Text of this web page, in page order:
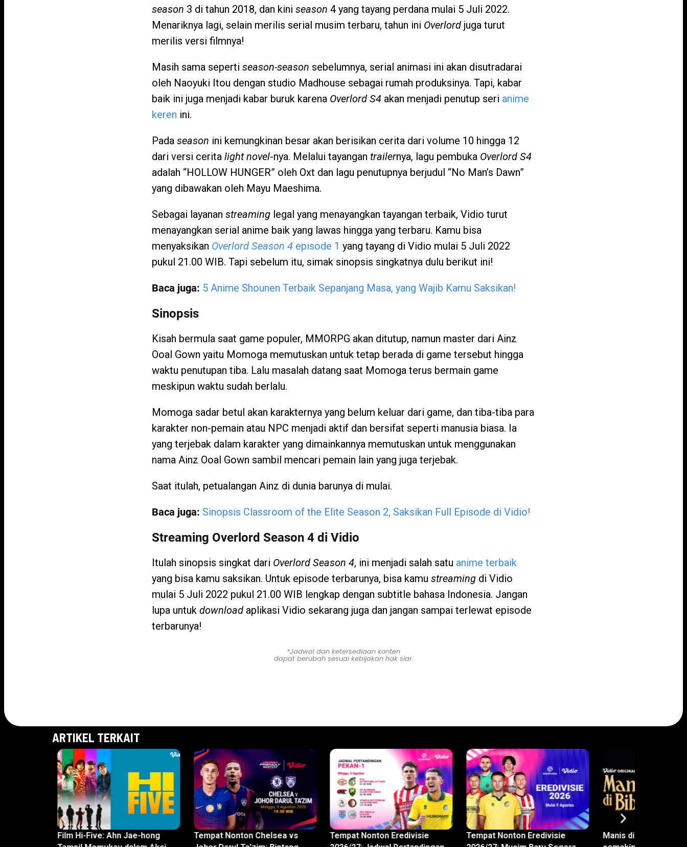
season 3 di tahun 2018, dan kini season 4 yang tayang perdana mulai 5 Juli 2022.
Menariknya lagi, selain merilis serial musim terbaru, tahun ini Overlord juga turut
merilis versi filmnya!
Masih sama seperti season-season sebelumnya, serial animasi ini akan disutradarai
oleh Naoyuki Itou dengan studio Madhouse sebagai rumah produksinya. Tapi, kabar
baik ini juga menjadi kabar buruk karena Overlord S4 akan menjadi penutup seri anime
keren ini.
Pada season ini kemungkinan besar akan berisikan cerita dari volume 10 hingga 12
dari versi cerita light novel-nya. Melalui tayangan trailernya, lagu pembuka Overlord S4
adalah “HOLLOW HUNGER” oleh Oxt dan lagu penutupnya berjudul “No Man’s Dawn”
yang dibawakan oleh Mayu Maeshima.
Sebagai layanan streaming legal yang menayangkan tayangan terbaik, Vidio turut
menayangkan serial anime baik yang lawas hingga yang terbaru. Kamu bisa
menyaksikan Overlord Season 4 episode 1 yang tayang di Vidio mulai 5 Juli 2022
pukul 21.00 WIB. Tapi sebelum itu, simak sinopsis singkatnya dulu berikut ini!
Baca juga: 5 Anime Shounen Terbaik Sepanjang Masa, yang Wajib Kamu Saksikan!
Sinopsis
Kisah bermula saat game populer, MMORPG akan ditutup, namun master dari Ainz
Ooal Gown yaitu Momoga memutuskan untuk tetap berada di game tersebut hingga
waktu penutupan tiba. Lalu masalah datang saat Momoga terus bermain game
meskipun waktu sudah berlalu.
Momoga sadar betul akan karakternya yang belum keluar dari game, dan tiba-tiba para
karakter non-pemain atau NPC menjadi aktif dan bersifat seperti manusia biasa. Ia
yang terjebak dalam karakter yang dimainkannya memutuskan untuk menggunakan
nama Ainz Ooal Gown sambil mencari pemain lain yang juga terjebak.
Saat itulah, petualangan Ainz di dunia barunya di mulai.
Baca juga: Sinopsis Classroom of the Elite Season 2, Saksikan Full Episode di Vidio!
Streaming Overlord Season 4 di Vidio
Itulah sinopsis singkat dari Overlord Season 4, ini menjadi salah satu anime terbaik
yang bisa kamu saksikan. Untuk episode terbarunya, bisa kamu streaming di Vidio
mulai 5 Juli 2022 pukul 21.00 WIB lengkap dengan subtitle bahasa Indonesia. Jangan
lupa untuk download aplikasi Vidio sekarang juga dan jangan sampai terlewat episode
terbarunya!
*Jadwal dan ketersediaan konten
dapat berubah sesuai kebijakan hak siar.
ARTIKEL TERKAIT
Film Hi-Five: Ahn Jae-hong
Tempat Nonton Chelsea vs
Tempat Nonton Eredivisie
Tempat Nonton Eredivisie
Manis di Bibir